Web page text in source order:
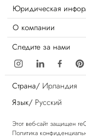
Юридическая
О компании
Следите за нами
Страна/ Ирландия
Язык/ Русский
Этот веб-сайт защищен
Политика